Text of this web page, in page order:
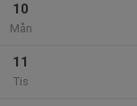
10
Mån
11
Tis